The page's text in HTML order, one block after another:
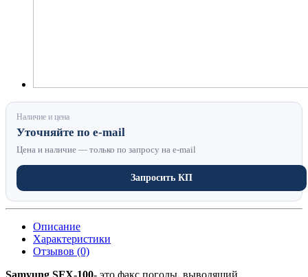
Наличие и цена
Уточняйте по e-mail
Цена и наличие — только по запросу на e-mail
Запросить КП
Описание
Характеристики
Отзывов (0)
Samyung SFX-100- это факс погоды, выводящий